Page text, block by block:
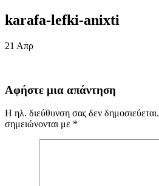
karafa-lefki-anixti
21 Απρ
Αφήστε μια απάντηση
Η ηλ. διεύθυνση σας δεν δημοσιεύεται.
σημειώνονται με *